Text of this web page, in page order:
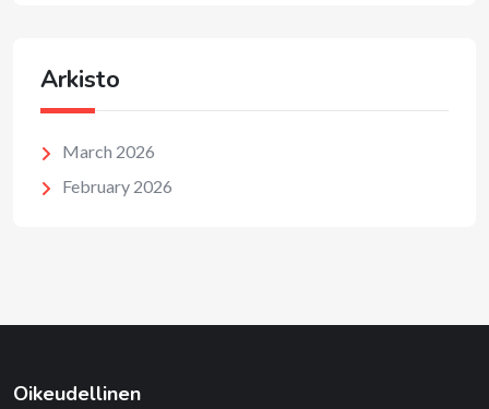
Arkisto
March 2026
February 2026
Oikeudellinen